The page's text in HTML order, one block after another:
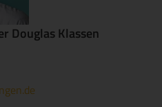
Douglas Klassen